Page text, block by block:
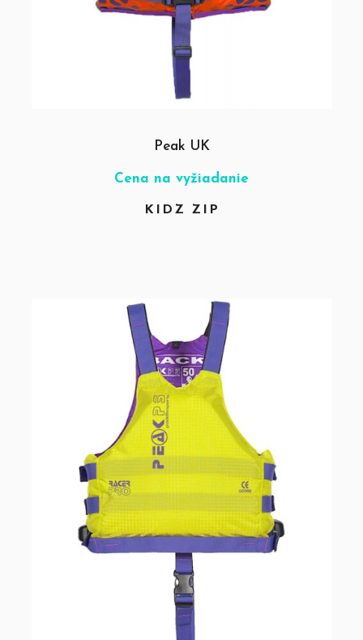
Peak UK
Cena na vyžiadanie
KIDZ ZIP